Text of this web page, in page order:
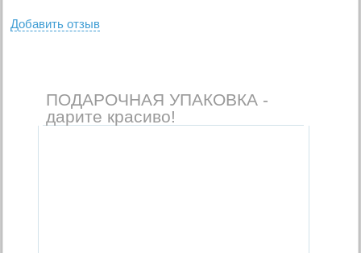
Добавить отзыв
ПОДАРОЧНАЯ УПАКОВКА -
дарите красиво!